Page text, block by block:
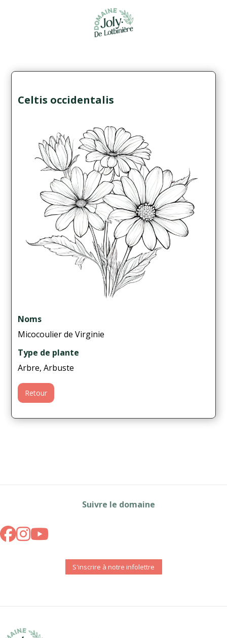
Celtis occidentalis
Noms
Micocoulier de Virginie
Type de plante
Arbre, Arbuste
Retour
Suivre le domaine
S'inscrire à notre infolettre